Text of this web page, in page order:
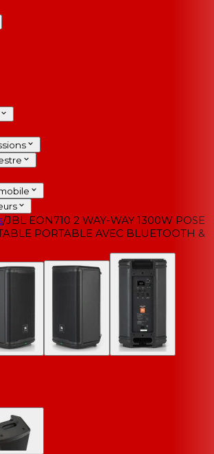
/JBL EON710 2 WAY-WAY 1300W POSE
PORTABLE AVEC BLUETOOTH &